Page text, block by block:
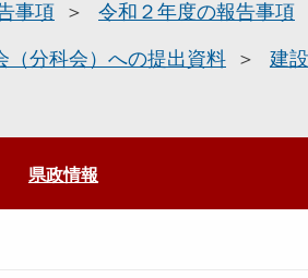
事項 令和２年度の報告事項
（分科会）への提出資料
建
県政情報